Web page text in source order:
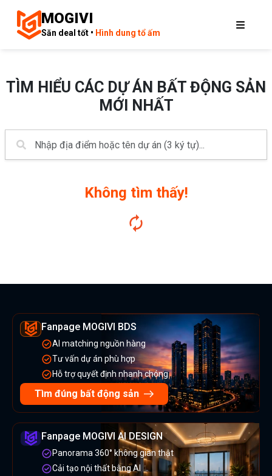
MOGIVI
Săn deal tốt • Hình dung tổ ấm
TÌM HIỂU CÁC DỰ ÁN BẤT ĐỘNG SẢN
MỚI NHẤT
Không tìm thấy!
Fanpage MOGIVI BDS
AI matching nguồn hàng
Tư vấn dự án phù hợp
Hỗ trợ quyết định nhanh chóng
Tìm đúng bất động sản
Fanpage MOGIVI AI DESIGN
Panorama 360° không gian thật
Cải tạo nội thất bằng AI